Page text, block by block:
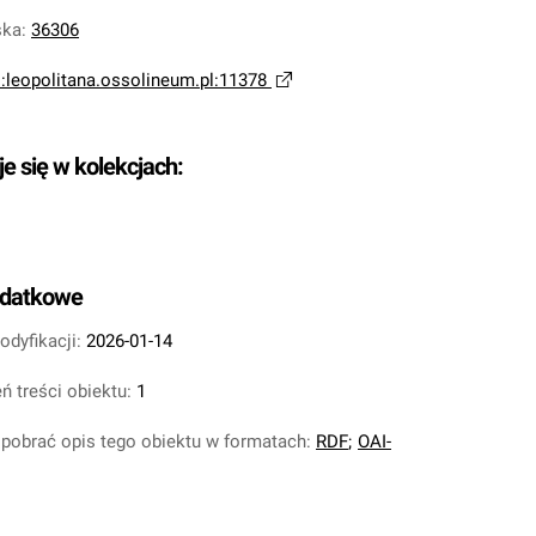
: 36306
się w kolekcjach:
2026-01-14
treści obiektu: 1
opis tego obiektu w formatach: RDF; OAI-